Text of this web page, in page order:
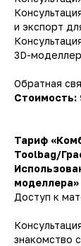
и экспорт
3D-
Обратная
Стоимость:
Тариф
Toolbag/
моделлера»
Доступ к
знакомство